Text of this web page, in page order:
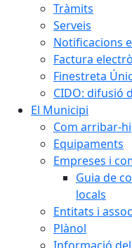
Tràmits
Serveis
Notificacions
Factura
Finestreta
CIDO: difusió
El Municipi
Com arribar-hi
Equipaments
Empreses i
Guia de
locals
Entitats i
Plànol